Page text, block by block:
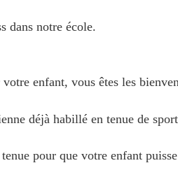
dans notre école.
enfant, vous êtes les
déjà habillé en tenue de
pour que votre enfant